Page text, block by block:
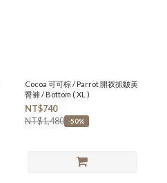
Cocoa 可可棕 / Parrot 開衩抓皺美
臀褲 / Bottom ( XL )
NT$740
NT$1,480 -50%